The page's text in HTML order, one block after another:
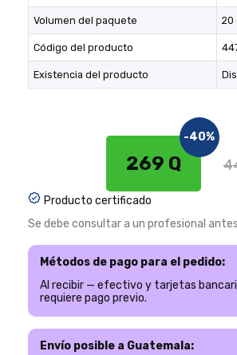
Volumen del paquete 20
Código del producto
Existencia del producto
269 Q
-40%
Producto certificado
Se debe consultar a un profesional
Métodos de pago para el pedido:
Al recibir — efectivo y tarjetas
requiere pago previo.
Envío posible a Guatemala: